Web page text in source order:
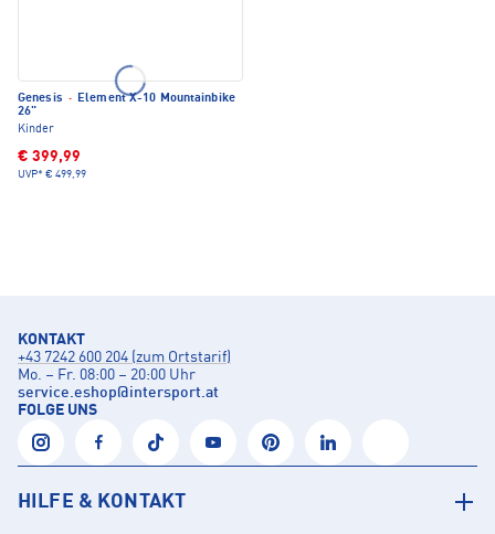
Genesis · Element X-10 Mountainbike
26"
Kinder
€ 399,99
UVP* € 499,99
KONTAKT
+43 7242 600 204 (zum Ortstarif)
Mo. – Fr. 08:00 – 20:00 Uhr
service.eshop@intersport.at
FOLGE UNS
HILFE & KONTAKT